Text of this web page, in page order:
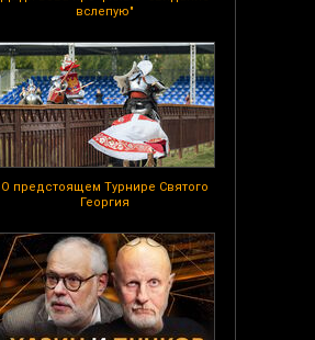
вслепую"
О предстоящем Турнире Святого
Георгия